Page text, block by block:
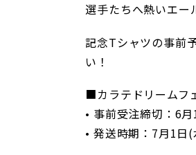
選手たちへ熱いエー
記念Tシャツの事前
い！
■カラテドリームフ
• 事前受注締切：6
• 発送時期：7月1日